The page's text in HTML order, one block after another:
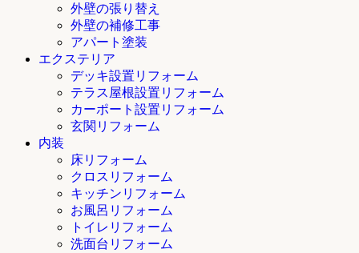
外壁の張り替え
外壁の補修工事
アパート塗装
エクステリア
デッキ設置リフォーム
テラス屋根設置リフォーム
カーポート設置リフォーム
玄関リフォーム
内装
床リフォーム
クロスリフォーム
キッチンリフォーム
お風呂リフォーム
トイレリフォーム
洗面台リフォーム